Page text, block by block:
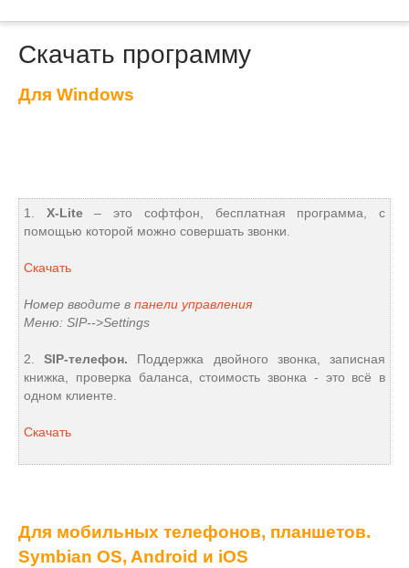
Скачать программу
Для Windows
1. X-Lite– это софтфон, бесплатная программа, с
помощью которой можно совершать звонки.
Скачать
Номер вводите в панели управления
Меню: SIP-->Settings
2.SIP-телефон. Поддержка двойного звонка, записная
книжка, проверка баланса, стоимость звонка - это всё в
одном клиенте.
Скачать
Для мобильных телефонов, планшетов.
Symbian OS, Android и iOS